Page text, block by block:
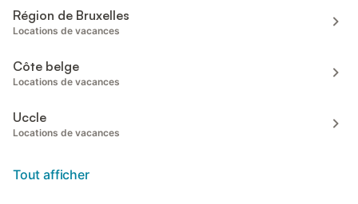
Région de Bruxelles
Locations de vacances
Côte belge
Locations de vacances
Uccle
Locations de vacances
Tout afficher